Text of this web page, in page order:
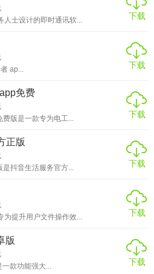
士设计的即时通讯软...
下载
绍 申行者 ap...
下载
免费
版是一款专为电工...
下载
正版
抖音生活服务官方...
下载
提升用户文件操作效...
下载
版
款功能强大...
下载